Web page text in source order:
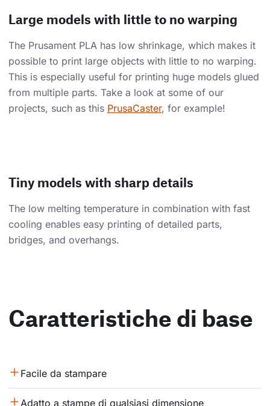
Large models with little to no warping
The Prusament PLA has low shrinkage, which makes it
possible to print large objects with little to no warping.
This is especially useful for printing huge models glued
from multiple parts. Take a look at some of our
projects, such as this PrusaCaster, for example!
Tiny models with sharp details
The low melting temperature in combination with fast
cooling enables easy printing of detailed parts,
bridges, and overhangs.
Caratteristiche di base
Facile da stampare
Adatto a stampe di qualsiasi dimensione